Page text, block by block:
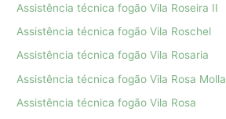
Assistência técnica fogão Vila Roseira II
Assistência técnica fogão Vila Roschel
Assistência técnica fogão Vila Rosaria
Assistência técnica fogão Vila Rosa Molla
Assistência técnica fogão Vila Rosa